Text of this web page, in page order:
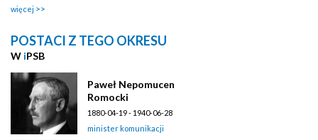
więcej
POSTACI Z TEGO OKRESU
W iPSB
Paweł Nepomucen
Romocki
1880-04-19 - 1940-06-28
minister komunikacji